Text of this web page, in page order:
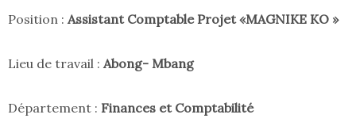
Position : Assistant Comptable Projet «MAGNIKE KO »
Lieu de travail : Abong- Mbang
Département : Finances et Comptabilité